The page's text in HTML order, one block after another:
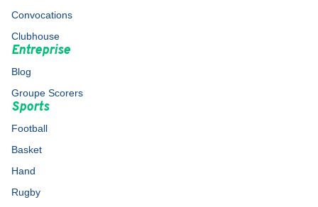
Convocations
Clubhouse
Entreprise
Blog
Groupe Scorers
Sports
Football
Basket
Hand
Rugby